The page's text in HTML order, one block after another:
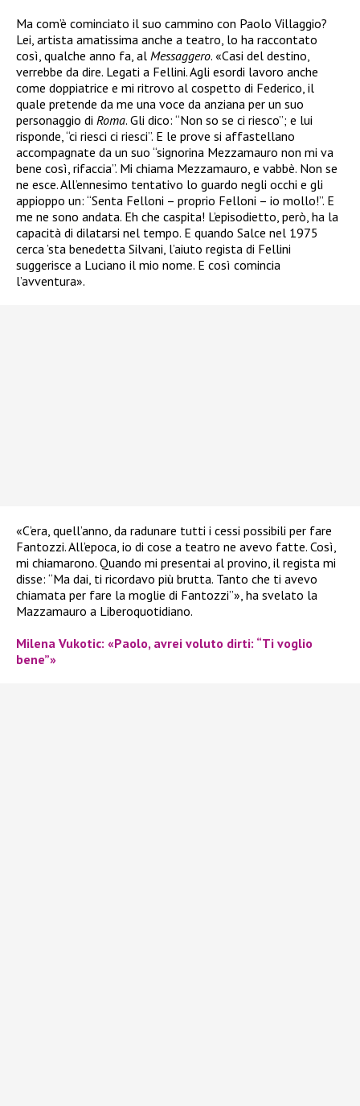
Ma com’è cominciato il suo cammino con Paolo Villaggio?
Lei, artista amatissima anche a teatro, lo ha raccontato
così, qualche anno fa, al Messaggero. «Casi del destino,
verrebbe da dire. Legati a Fellini. Agli esordi lavoro anche
come doppiatrice e mi ritrovo al cospetto di Federico, il
quale pretende da me una voce da anziana per un suo
personaggio di Roma. Gli dico: “Non so se ci riesco”; e lui
risponde, “ci riesci ci riesci”. E le prove si affastellano
accompagnate da un suo “signorina Mezzamauro non mi va
bene così, rifaccia”. Mi chiama Mezzamauro, e vabbè. Non se
ne esce. All’ennesimo tentativo lo guardo negli occhi e gli
appioppo un: “Senta Felloni – proprio Felloni – io mollo!”. E
me ne sono andata. Eh che caspita! L’episodietto, però, ha la
capacità di dilatarsi nel tempo. E quando Salce nel 1975
cerca ’sta benedetta Silvani, l’aiuto regista di Fellini
suggerisce a Luciano il mio nome. E così comincia
l’avventura».
«C’era, quell’anno, da radunare tutti i cessi possibili per fare
Fantozzi. All’epoca, io di cose a teatro ne avevo fatte. Così,
mi chiamarono. Quando mi presentai al provino, il regista mi
disse: “Ma dai, ti ricordavo più brutta. Tanto che ti avevo
chiamata per fare la moglie di Fantozzi”», ha svelato la
Mazzamauro a Liberoquotidiano.
Milena Vukotic: «Paolo, avrei voluto dirti: “Ti voglio
bene”»